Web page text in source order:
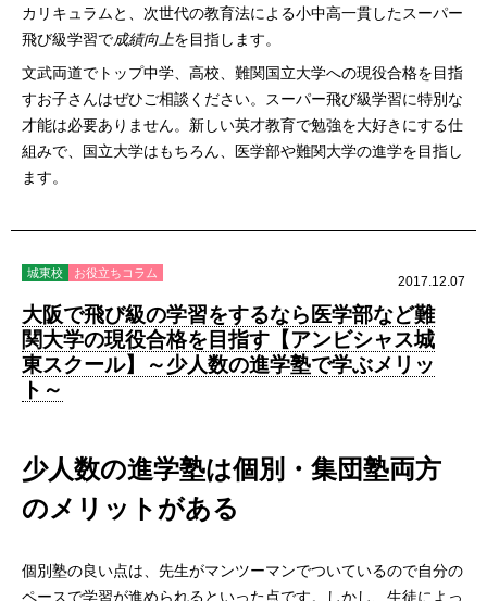
カリキュラムと、次世代の教育法による小中高一貫したスーパー
飛び級学習で成績向上を目指します。
文武両道でトップ中学、高校、難関国立大学への現役合格を目指
すお子さんはぜひご相談ください。スーパー飛び級学習に特別な
才能は必要ありません。新しい英才教育で勉強を大好きにする仕
組みで、国立大学はもちろん、医学部や難関大学の進学を目指し
ます。
城東校 お役立ちコラム
2017.12.07
大阪で飛び級の学習をするなら医学部など難
関大学の現役合格を目指す【アンビシャス城
東スクール】～少人数の進学塾で学ぶメリッ
ト～
少人数の進学塾は個別・集団塾両方
のメリットがある
個別塾の良い点は、先生がマンツーマンでついているので自分の
ペースで学習が進められるといった点です。しかし、生徒によっ